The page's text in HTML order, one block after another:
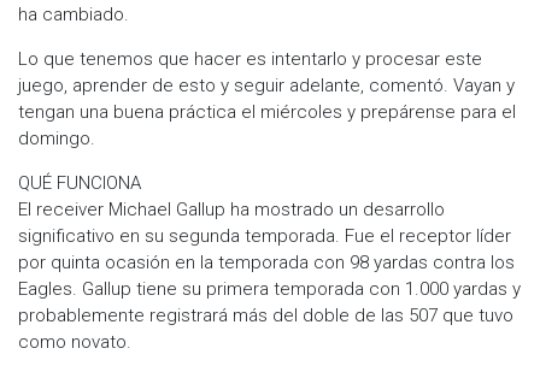
ha cambiado.
Lo que tenemos que hacer es intentarlo y procesar este
juego, aprender de esto y seguir adelante, comentó. Vayan y
tengan una buena práctica el miércoles y prepárense para el
domingo.
QUÉ FUNCIONA
El receiver Michael Gallup ha mostrado un desarrollo
significativo en su segunda temporada. Fue el receptor líder
por quinta ocasión en la temporada con 98 yardas contra los
Eagles. Gallup tiene su primera temporada con 1.000 yardas y
probablemente registrará más del doble de las 507 que tuvo
como novato.